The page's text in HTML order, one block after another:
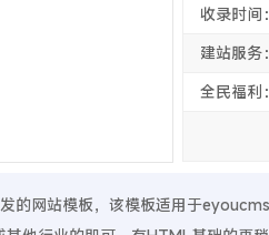
收录时间：
建站服务：
全民福利：
的网站模板，该模板适用于